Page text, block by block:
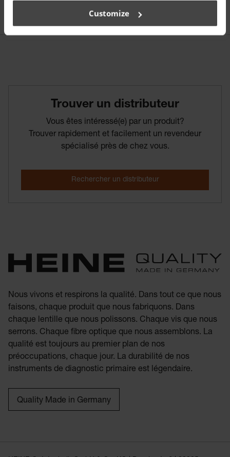
Customize
Trouver­ un­ distributeur
Vous êtes intéressé(e) par un produit?
Trouver rapidement et facilement un revendeur
spécialisé près de chez vous.
Nous vivons et respirons la qualité. Dans tout ce que nous
faisons, chaque produit que nous fabriquons. Dans
chaque lentille que nous polissons. Chaque vis que nous
serrons. Chaque fibre optique que nous assemblons. La
qualité est toujours au premier plan de nos
préoccupations, chaque jour. La durabilité de nos
instruments de diagnostic primaire est légendaire.
Quality Made in Germany